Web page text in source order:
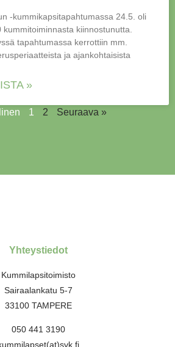
-kummikapsitapahtumassa 24.5. oli
kiinnostunutta.
tapahtumassa kerrottiin mm.
ja ajankohtaisista
»
1 2 Seuraava »
Yhteystiedot
Kummilapsitoimisto
Sairaalankatu 5-7
33100 TAMPERE
050 441 3190